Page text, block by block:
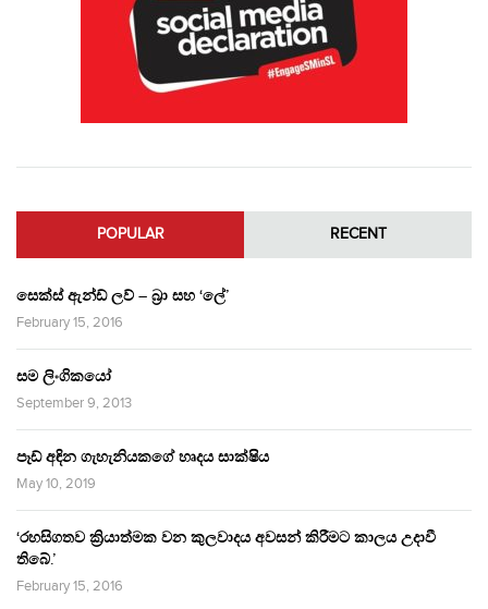
POPULAR RECENT
සෙක්ස් ඇන්ඩ් ලව් – බ්‍රා සහ ‘ලේ’
February 15, 2016
සම ලිංගිකයෝ
September 9, 2013
පෑඩ් අඳින ගැහැනියකගේ හෘදය සාක්ෂිය
May 10, 2019
‘රහසිගතව ක්‍රියාත්මක වන කුලවාදය අවසන් කිරීමට කාලය උදාවී
තිබේ.’
February 15, 2016